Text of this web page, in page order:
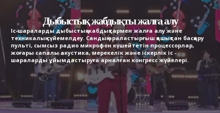
Дыбыстық жабдықты жалға алу
Іс-шараларды дыбыстық жабдықтармен жалға алу және
техникалық сүйемелдеу. Сандық араластырғыш қашықтан басқару
пульті, сымсыз радио микрофон күшейтетін процессорлар,
жоғары сапалы акустика, мерекелік және іскерлік іс -
шараларды ұйымдастыруға арналған конгресс жүйелері.